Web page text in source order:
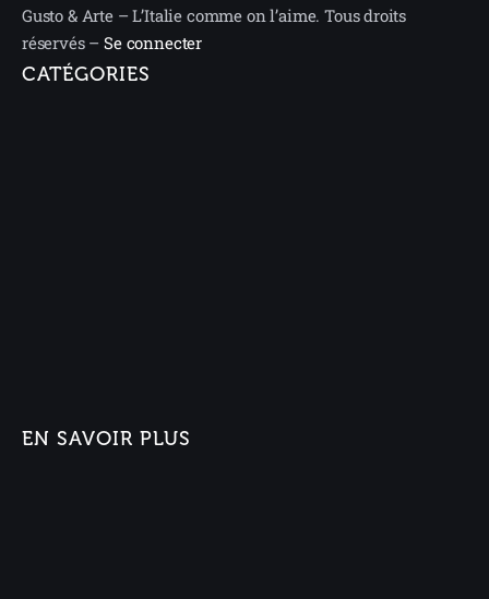
Gusto & Arte – L’Italie comme on l’aime. Tous droits
réservés –Se connecter
CATÉGORIES
EN SAVOIR PLUS